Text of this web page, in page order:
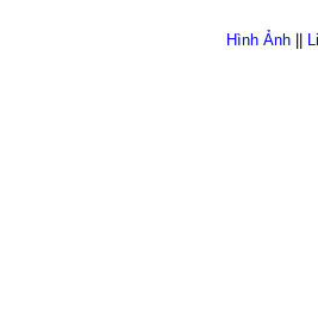
Hình Ảnh